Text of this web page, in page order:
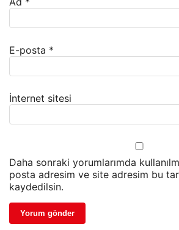
E-posta *
İnternet sitesi
Daha sonraki yorumlarımda
posta adresim ve site adresim bu
kaydedilsin.